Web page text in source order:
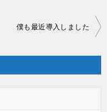
僕も最近導入しました